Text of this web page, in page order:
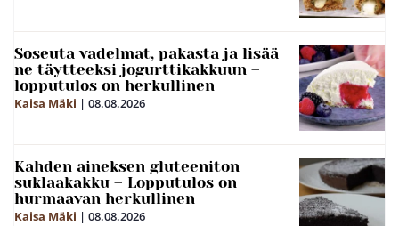
Soseuta vadelmat, pakasta ja lisää
ne täytteeksi jogurttikakkuun –
lopputulos on herkullinen
Kaisa Mäki | 08.08.2026
Kahden aineksen gluteeniton
suklaakakku – Lopputulos on
hurmaavan herkullinen
Kaisa Mäki | 08.08.2026